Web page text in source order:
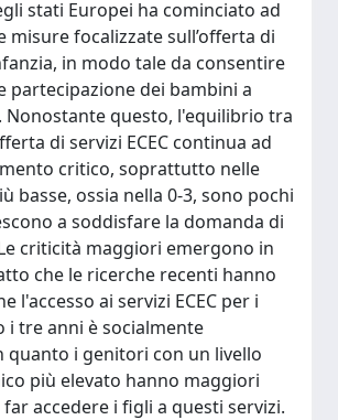
stati Europei ha cominciato ad
misure focalizzate sull’offerta di
in modo tale da consentire
partecipazione dei bambini a
Nonostante questo, l'equilibrio tra
di servizi ECEC continua ad
critico, soprattutto nelle
basse, ossia nella 0-3, sono pochi
a soddisfare la domanda di
Le criticità maggiori emergono in
che le ricerche recenti hanno
l'accesso ai servizi ECEC per i
i tre anni è socialmente
quanto i genitori con un livello
più elevato hanno maggiori
accedere i figli a questi servizi.